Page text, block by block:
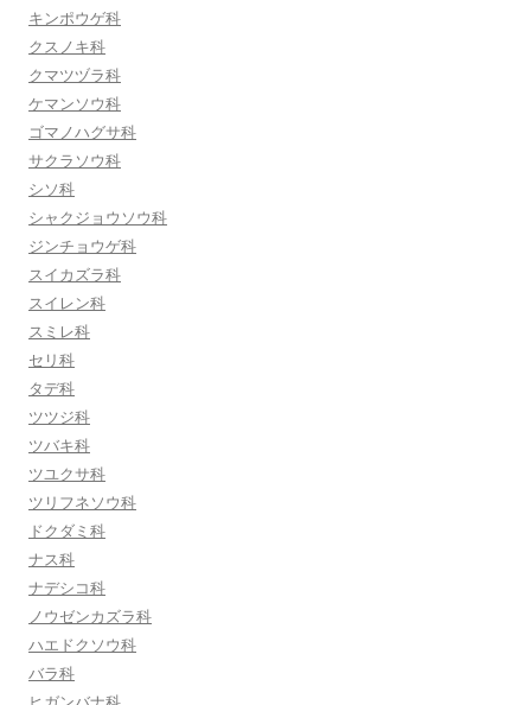
キンポウゲ科
クスノキ科
クマツヅラ科
ケマンソウ科
ゴマノハグサ科
サクラソウ科
シソ科
シャクジョウソウ科
ジンチョウゲ科
スイカズラ科
スイレン科
スミレ科
セリ科
タデ科
ツツジ科
ツバキ科
ツユクサ科
ツリフネソウ科
ドクダミ科
ナス科
ナデシコ科
ノウゼンカズラ科
ハエドクソウ科
バラ科